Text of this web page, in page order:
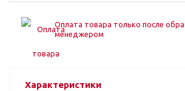
Оплата товара только после
менеджером
Характеристики